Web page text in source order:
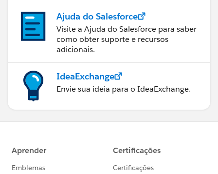
Ajuda do Salesforce
Visite a Ajuda do Salesforce para saber
como obter suporte e recursos
adicionais.
IdeaExchange
Envie sua ideia para o IdeaExchange.